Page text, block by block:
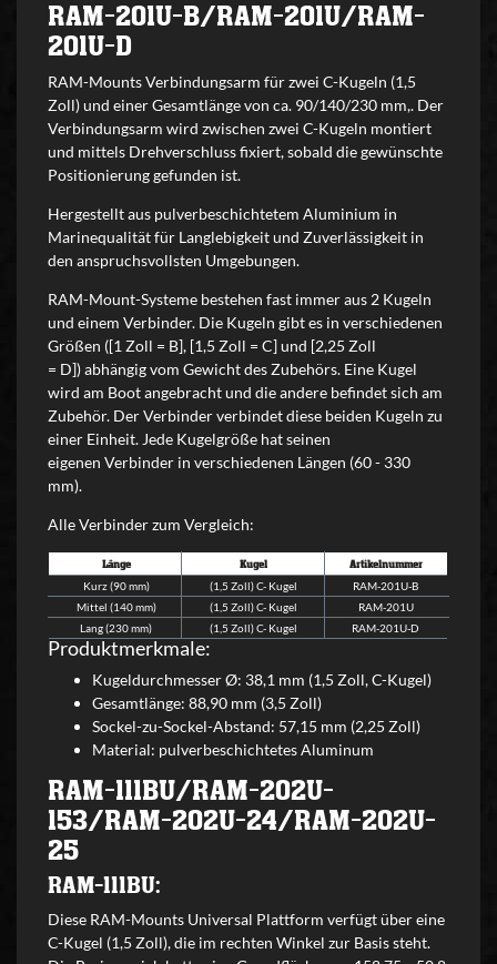
RAM-201U-B/RAM-201U/RAM-
201U-D
RAM-Mounts Verbindungsarm für zwei C-Kugeln (1,5
Zoll) und einer Gesamtlänge von ca. 90/140/230 mm,. Der
Verbindungsarm wird zwischen zwei C-Kugeln montiert
und mittels Drehverschluss fixiert, sobald die gewünschte
Positionierung gefunden ist.
Hergestellt aus pulverbeschichtetem Aluminium in
Marinequalität für Langlebigkeit und Zuverlässigkeit in
den anspruchsvollsten Umgebungen.
RAM-Mount-Systeme bestehen fast immer aus 2 Kugeln
und einem Verbinder. Die Kugeln gibt es in verschiedenen
Größen ([1 Zoll = B], [1,5 Zoll = C] und [2,25 Zoll
= D]) abhängig vom Gewicht des Zubehörs. Eine Kugel
wird am Boot angebracht und die andere befindet sich am
Zubehör. Der Verbinder verbindet diese beiden Kugeln zu
einer Einheit. Jede Kugelgröße hat seinen
eigenen Verbinder in verschiedenen Längen (60 - 330
mm).
Alle Verbinder zum Vergleich:
Länge Kugel
Artikelnummer
Kurz (90 mm)
(1,5 Zoll) C- Kugel
RAM-201U-B
Mittel (140 mm)
(1,5 Zoll) C- Kugel
RAM-201U
Lang (230 mm)
(1,5 Zoll) C- Kugel RAM-201U-D
Produktmerkmale:
Kugeldurchmesser Ø: 38,1 mm (1,5 Zoll, C-Kugel)
Gesamtlänge: 88,90 mm (3,5 Zoll)
Sockel-zu-Sockel-Abstand: 57,15 mm (2,25 Zoll)
Material: pulverbeschichtetes Aluminum
RAM-111BU/RAM-202U-
153/RAM-202U-24/RAM-202U-
25
RAM-111BU:
Diese RAM-Mounts Universal Plattform verfügt über eine
C-Kugel (1,5 Zoll), die im rechten Winkel zur Basis steht.